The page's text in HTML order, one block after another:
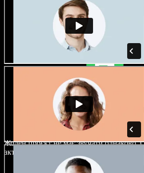
Великий вибір
голосів з будь-
Жоден проєкт не має звучати однаково.
акторів і акцентів та гнучко